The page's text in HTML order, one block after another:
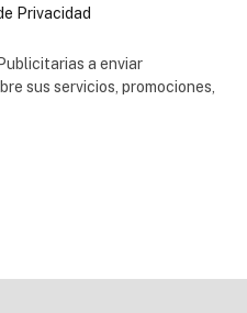
Privacidad
a enviar
sus servicios, promociones,